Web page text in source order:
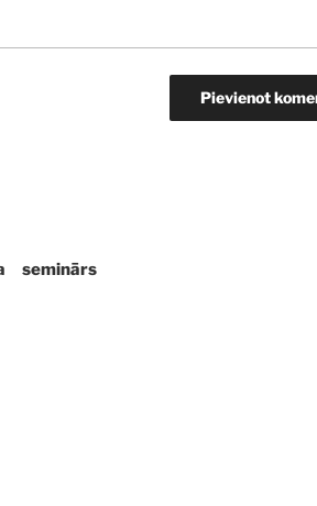
seminārs